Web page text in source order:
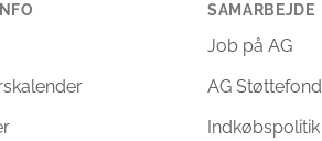
SAMARBEJDE
Job på AG
AG Støttefond
Indkøbspolitik